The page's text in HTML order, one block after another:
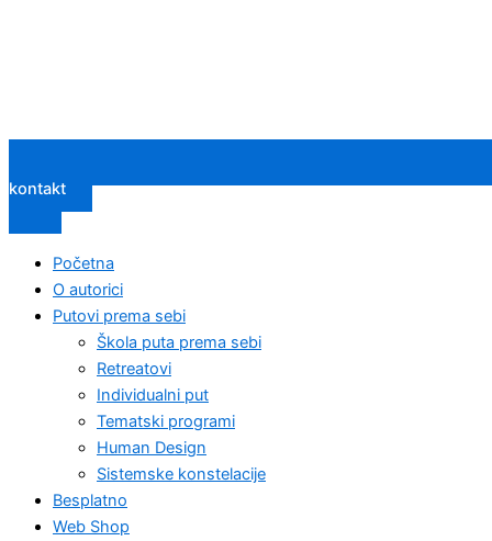
kontakt
Početna
O autorici
Putovi prema sebi
Škola puta prema sebi
Retreatovi
Individualni put
Tematski programi
Human Design
Sistemske konstelacije
Besplatno
Web Shop